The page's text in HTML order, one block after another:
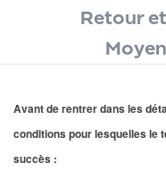
Retour
Avant de rentrer dans les
conditions pour lesquelles le
succès :